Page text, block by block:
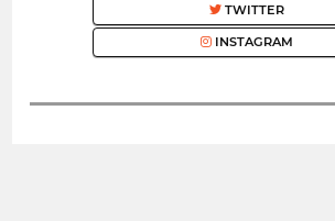
TWITTER
INSTAGRAM